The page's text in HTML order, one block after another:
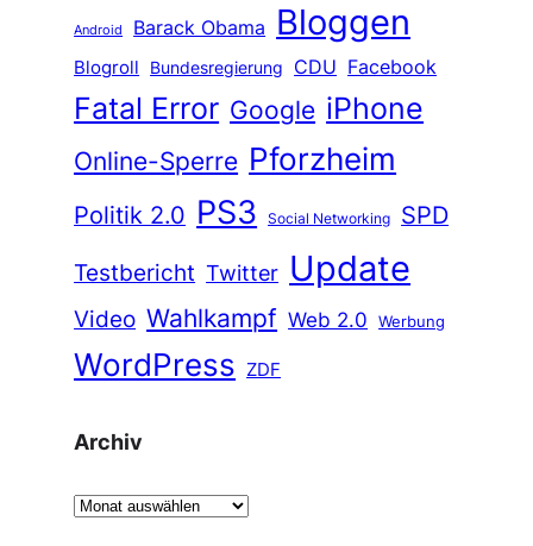
Android Barack Obama Bloggen
Blogroll Bundesregierung CDU Facebook
Fatal Error Google iPhone
Online-Sperre Pforzheim
Politik 2.0 PS3 Social Networking
SPD
Testbericht Twitter Update
Video Wahlkampf Web 2.0 Werbung
WordPress ZDF
Archiv
A